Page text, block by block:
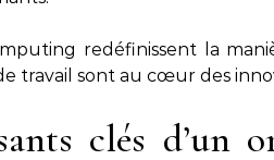
redéfinissent la
travail sont au cœur des
clés d’un